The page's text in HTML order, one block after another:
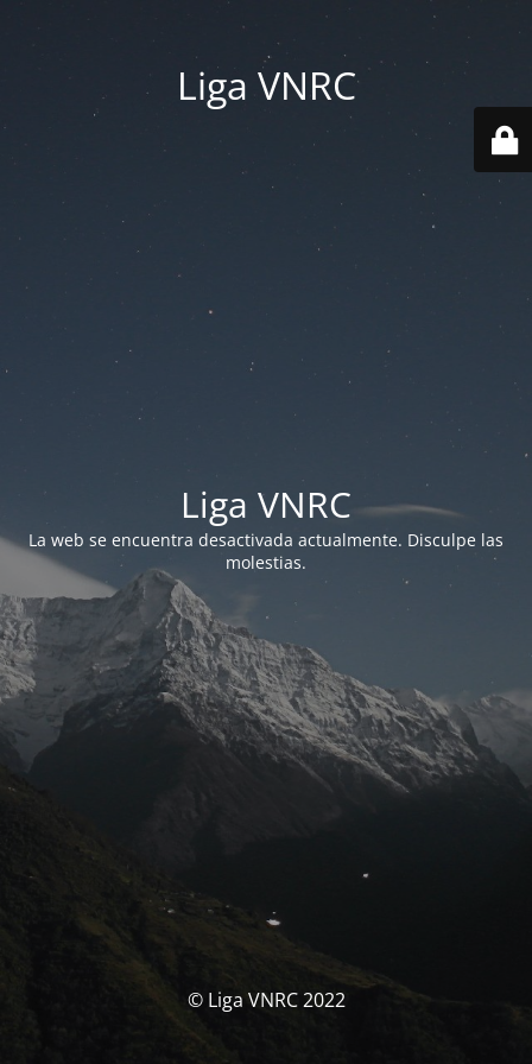
Liga VNRC
Liga VNRC
La web se encuentra desactivada actualmente. Disculpe las
molestias.
© Liga VNRC 2022